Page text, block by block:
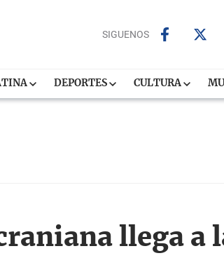
SIGUENOS
DEPORTES CULTURA
llega a